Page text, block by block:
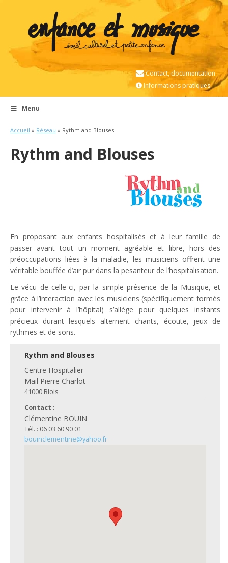
Contact, documentation
Informations pratiques
Menu
Accueil » Réseau » Rythm and Blouses
Rythm and Blouses
En proposant aux enfants hospitalisés et à leur famille de
passer avant tout un moment agréable et libre, hors des
préoccupations liées à la maladie, les musiciens offrent une
véritable bouffée d’air pur dans la pesanteur de l’hospitalisation.
Le vécu de celle-ci, par la simple présence de la Musique, et
grâce à l’interaction avec les musiciens (spécifiquement formés
pour intervenir à l’hôpital) s’allège pour quelques instants
précieux durant lesquels alternent chants, écoute, jeux de
rythmes et de sons.
Rythm and Blouses
Centre Hospitalier
Mail Pierre Charlot
41000 Blois
Contact :
Clémentine BOUIN
Tél. : 06 03 60 90 01
bouinclementine@yahoo.fr